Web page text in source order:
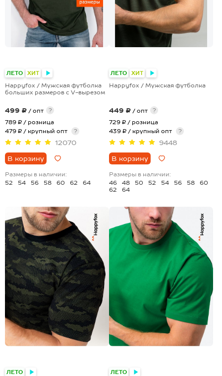
ЛЕТО ХИТ
Happyfox / Мужская футболка
больших размеров c V-вырезом
499 ₽ / опт
?
789 ₽ / розница
479 ₽ / крупный опт
?
12070
В корзину
Размеры в наличии:
52
54 56 58 60 62 64
ЛЕТО ХИТ
Happyfox / Мужская футболка
449 ₽ / опт
?
729 ₽ / розница
439 ₽ / крупный опт
?
9448
В корзину
Размеры в наличии:
46
48 50 52 54 56 58
60
62
64
ЛЕТО ЛЕТО